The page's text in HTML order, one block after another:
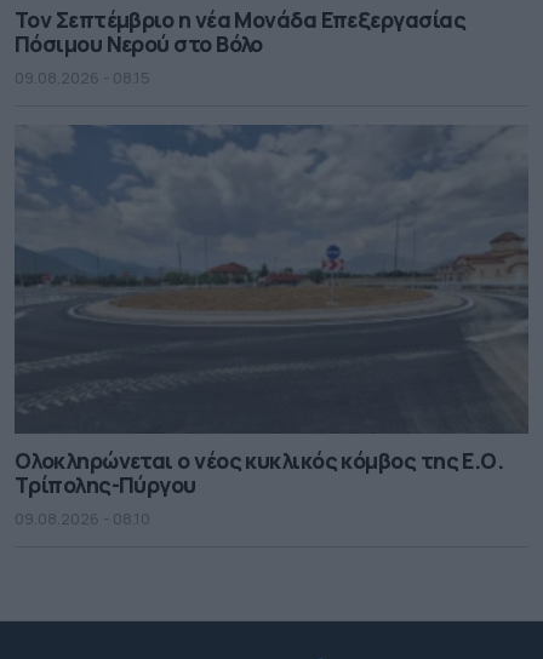
Τον Σεπτέμβριο η νέα Μονάδα Επεξεργασίας
Πόσιμου Νερού στο Βόλο
09.08.2026 - 08.15
Ολοκληρώνεται ο νέος κυκλικός κόμβος της Ε.Ο.
Τρίπολης-Πύργου
09.08.2026 - 08.10